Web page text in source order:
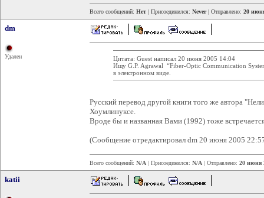
Всего сообщений: Нет | Присоединился: Never| Отправлено: 20
dm
Удален
Цитата: Guest написал 20 июня 2005 14:04
Ищу G.P. Agrawal “Fiber-Optic Communication
в электронном виде.
Русский перевод другой книги того же автора
Хоумлинуксе.
Вроде бы и названная Вами (1992) тоже
(Сообщение отредактировал dm 20 июня 2005
Всего сообщений: N/A | Присоединился: N/A | Отправлено: 20 июня
katii